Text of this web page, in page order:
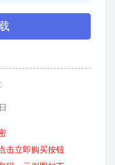
击立即购买按钮